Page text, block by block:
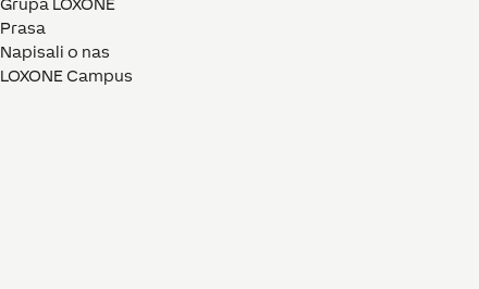
Prasa
Napisali o nas
LOXONE Campus